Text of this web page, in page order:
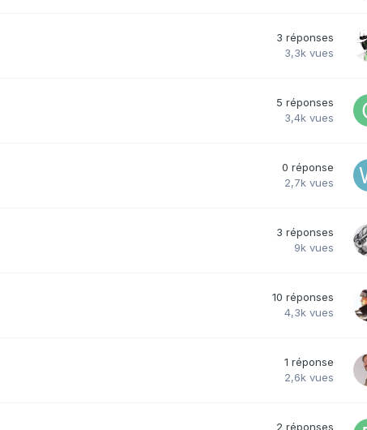
3 réponses
3,3k vues
5 réponses
3,4k vues
0 réponse
2,7k vues
3 réponses
9k vues
10 réponses
4,3k vues
1 réponse
2,6k vues
2 réponses